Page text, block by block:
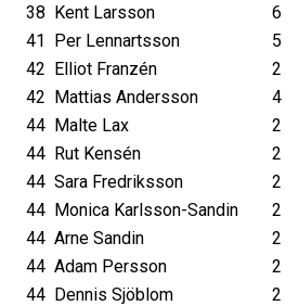
38 Kent Larsson
6
41 Per Lennartsson
5
42 Elliot Franzén 2
42 Mattias Andersson
4
44 Malte Lax
2
44 Rut Kensén
2
44 Sara Fredriksson
2
44 Monica Karlsson-Sandin
2
44 Arne Sandin
2
44 Adam Persson
2
44 Dennis Sjöblom
2